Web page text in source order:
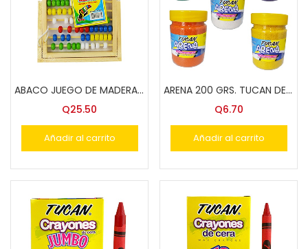
Lost password?
ABACO JUEGO DE MADERA TUCAN
Q25.50
Añadir al carrito
ARENA 200 GRS. TUCAN DE COLORES
Q6.70
Añadir al carrito